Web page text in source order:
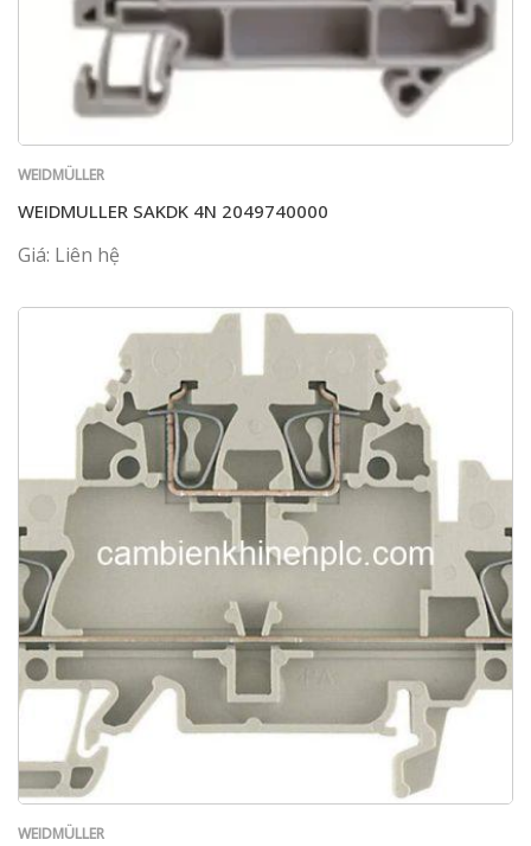
WEIDMÜLLER
WEIDMULLER SAKDK 4N 2049740000
Giá: Liên hệ
WEIDMÜLLER